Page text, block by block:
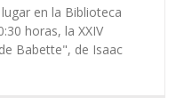
en la Biblioteca
horas, la XXIV
Babette", de Isaac